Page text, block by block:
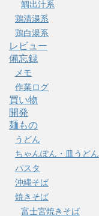
鯛出汁系
鶏清湯系
鶏白湯系
レビュー
備忘録
メモ
作業ログ
買い物
開発
麺もの
うどん
ちゃんぽん・皿うどん
パスタ
沖縄そば
焼きそば
富士宮焼きそば